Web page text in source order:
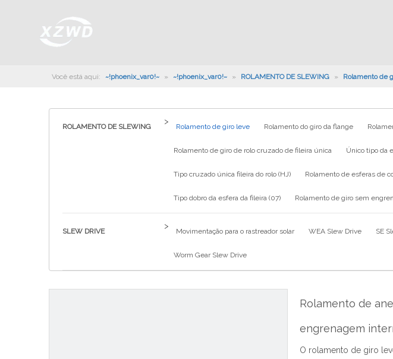
Você está aqui: ~!phoenix_var0!~ » ~!phoenix_var0!~ » ROLAMENTO DE SLEWING » Rolamento de
ROLAMENTO DE SLEWING
>
Rolamento de giro leve Rolamento do giro da flange
Rolamento de giro de rolo cruzado de fileira única Único tipo da
Tipo cruzado única fileira do rolo (HJ) Rolamento de esferas de
Tipo dobro da esfera da fileira (07) Rolamento de giro sem
SLEW DRIVE
>
Movimentação para o rastreador solar WEA Slew Drive SE
Worm Gear Slew Drive
Rolamento de
engrenagem
O rolamento de giro